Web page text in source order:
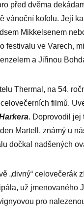
před dvěma
vánoční kofolu. Její
Mikkelsenem
festivalu ve Varech,
a Jiřinou
Thermal, na 54.
filmů.
. Doprovodil jej
Martell, známý u
dočkal nadšených
„divný“ celovečerák
už jmenovaného
pro